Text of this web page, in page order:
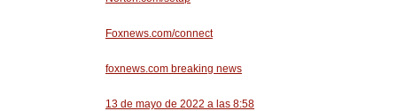
Foxnews.com/connect
foxnews.com breaking news
13 de mayo de 2022 a las 8:58